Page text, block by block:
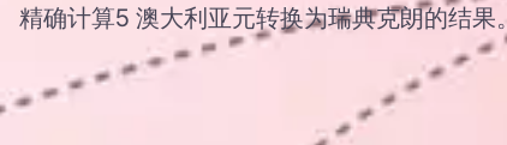
精确计算5 澳大利亚元转换为瑞典克朗的结果。